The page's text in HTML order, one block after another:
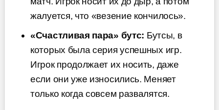
жалуется, что «везение кончилось».
«Счастливая пара» бутс: Бутсы, в
которых была серия успешных игр.
Игрок продолжает их носить, даже
если они уже износились. Меняет
только когда совсем развалятся.